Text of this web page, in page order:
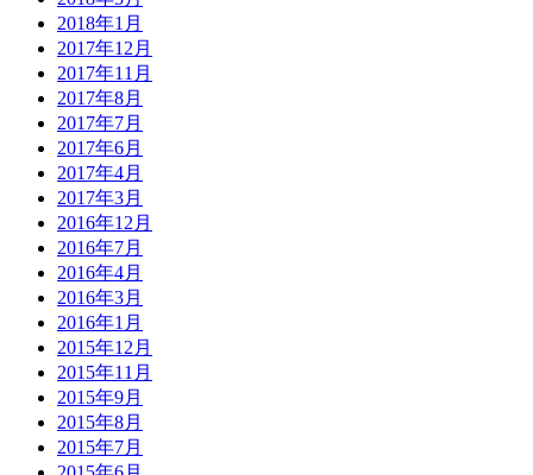
2018年1月
2017年12月
2017年11月
2017年8月
2017年7月
2017年6月
2017年4月
2017年3月
2016年12月
2016年7月
2016年4月
2016年3月
2016年1月
2015年12月
2015年11月
2015年9月
2015年8月
2015年7月